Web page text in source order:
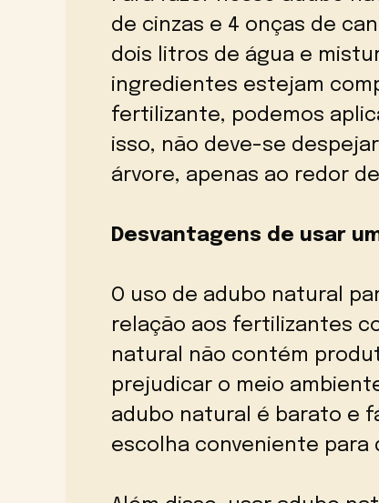
de cinzas e 4 onças de
dois litros de água e
ingredientes estejam
fertilizante, podemos
isso, não deve-se
árvore, apenas ao redor
Desvantagens de usar
O uso de adubo natural
relação aos fertilizantes
natural não contém
prejudicar o meio
adubo natural é barato e
escolha conveniente para